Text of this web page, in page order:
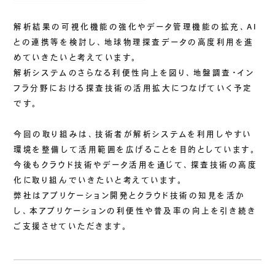
解析結果の可視化機能の強化やデータ管理機能の拡充、AI
との連携等を検討し、地球物理探査データの高度利用を進
めていきたいと考えています。
解析システムのさらなる利便性向上を図り、地盤調査・イン
フラ分野における探査技術の活用拡大につなげていく予定
です。
今回の取り組みは、技術者が解析システムを利用しやすい
環境を整備して活用範囲を広げることを目的としています。
今後もクラウド技術やデータ活用を通じて、探査技術の高度
化に取り組んでいきたいと考えています。
弊社はアプリケーション開発とクラウド技術の知見を活か
し、本アプリケーションの利便性や普及率の向上を引き続き
ご支援させていただきます。